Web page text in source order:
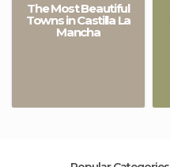
The Most Beautiful
Towns in Castilla La
Mancha